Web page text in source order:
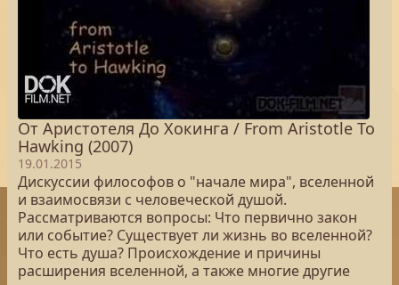
От Аристотеля До Хокинга / From Aristotle To
Hawking (2007)
19.01.2015
Дискуссии философов о "начале мира", вселенной
и взаимосвязи с человеческой душой.
Рассматриваются вопросы: Что первично закон
или событие? Существует ли жизнь во вселенной?
Что есть душа? Происхождение и причины
расширения вселенной, а также многие другие